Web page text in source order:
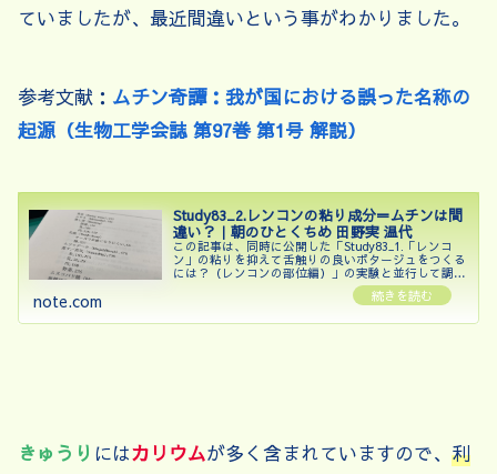
ていましたが、最近間違いという事がわかりました。
参考文献： ムチン奇譚：我が国における誤った名称の
起源（生物工学会誌 第97巻 第1号 解説）
Study83_2.レンコンの粘り成分＝ムチンは間
違い？｜朝のひとくちめ 田野実 温代
この記事は、同時に公開した「Study83_1.「レンコ
ン」の粘りを抑えて舌触りの良いポタージュをつくる
には？（レンコンの部位編）」の実験と並行して調べ
た内容をまとめたものです。記事の内容に「今回の実
験」と言う記載が出てきますので、実験記事...
note.com
きゅうり にはカリウムが多く含まれていますので、 利